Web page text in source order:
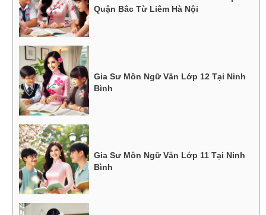
Quận Bắc Từ Liêm Hà Nội
Gia Sư Môn Ngữ Văn Lớp 12 Tại Ninh
Bình
Gia Sư Môn Ngữ Văn Lớp 11 Tại Ninh
Bình